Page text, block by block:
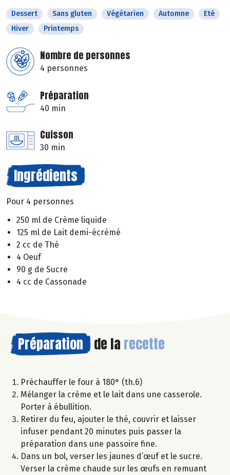
Dessert Sans gluten Végétarien Automne
Eté
Hiver
Printemps
Nombre de personnes
4 personnes
Préparation
40 min
Cuisson
30 min
Ingrédients
Pour 4 personnes
250 ml de Crème liquide
125 ml de Lait demi-écrémé
2 cc de Thé
4 Oeuf
90 g de Sucre
4 cc de Cassonade
Préparation de la recette
Préchauffer le four à 180° (th.6)
Mélanger la crème et le lait dans une casserole.
Porter à ébullition.
Retirer du feu, ajouter le thé, couvrir et laisser
infuser pendant 20 minutes puis passer la
préparation dans une passoire fine.
Dans un bol, verser les jaunes d’œuf et le sucre.
Verser la crème chaude sur les œufs en remuant